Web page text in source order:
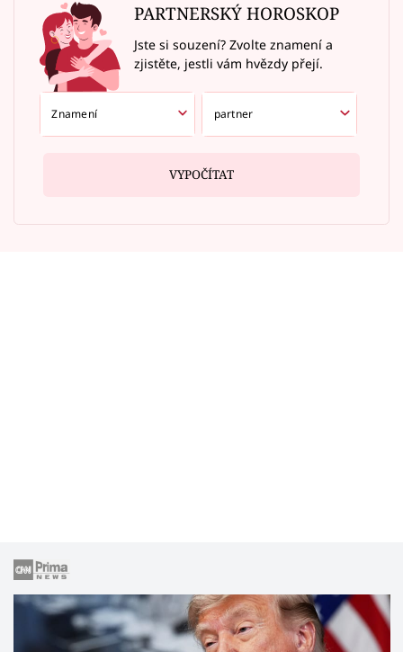
PARTNERSKÝ HOROSKOP
Jste si souzení? Zvolte znamení a
zjistěte, jestli vám hvězdy přejí.
VYPOČÍTAT